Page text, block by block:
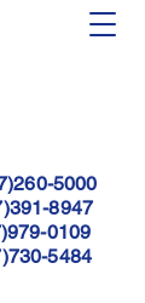
5000
8947
0109
5484